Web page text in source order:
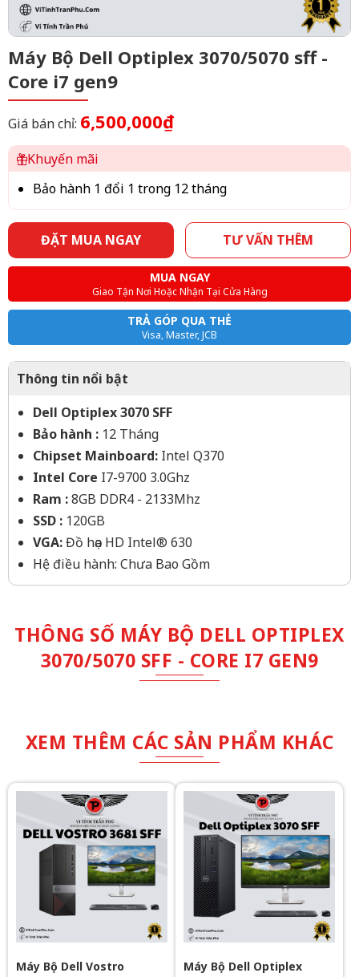
Máy Bộ Dell Optiplex 3070/5070 sff -
Core i7 gen9
Giá bán chỉ: 6,500,000₫
Khuyến mãi
Bảo hành 1 đổi 1 trong 12 tháng
ĐẶT MUA NGAY TƯ VẤN THÊM
MUA NGAY
Giao Tận Nơi Hoặc Nhận Tại Cửa Hàng
TRẢ GÓP QUA THẺ
Visa, Master, JCB
Thông tin nổi bật
Dell Optiplex 3070 SFF
Bảo hành : 12 Tháng
Chipset Mainboard: Intel Q370
Intel Core I7-9700 3.0Ghz
Ram :8GB DDR4 - 2133Mhz
SSD : 120GB
VGA:Đồ họa HD Intel® 630
Hệ điều hành: Chưa Bao Gồm
THÔNG SỐ MÁY BỘ DELL OPTIPLEX
3070/5070 SFF - CORE I7 GEN9
XEM THÊM CÁC SẢN PHẨM KHÁC
Máy Bộ Dell Vostro
Máy Bộ Dell Optiplex